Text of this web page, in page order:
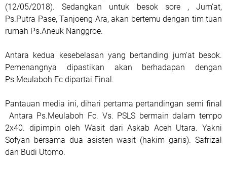
(12/05/2018). Sedangkan untuk besok sore , Jum'at,
Ps.Putra Pase, Tanjoeng Ara, akan bertemu dengan tim tuan
rumah Ps.Aneuk Nanggroe.
Antara kedua kesebelasan yang bertanding jum'at besok.
Pemenangnya dipastikan akan berhadapan dengan
Ps.Meulaboh Fc dipartai Final.
Pantauan media ini, dihari pertama pertandingan semi final
Antara Ps.Meulaboh Fc. Vs. PSLS bermain dalam tempo
2x40. dipimpin oleh Wasit dari Askab Aceh Utara. Yakni
Sofyan bersama dua asisten wasit (hakim garis). Safrizal
dan Budi Utomo.